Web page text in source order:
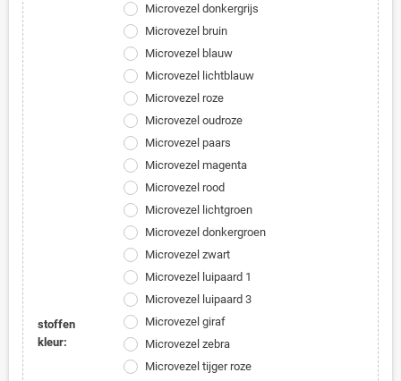
stoffen
kleur:
Microvezel donkergrijs
Microvezel bruin
Microvezel blauw
Microvezel lichtblauw
Microvezel roze
Microvezel oudroze
Microvezel paars
Microvezel magenta
Microvezel rood
Microvezel lichtgroen
Microvezel donkergroen
Microvezel zwart
Microvezel luipaard 1
Microvezel luipaard 3
Microvezel giraf
Microvezel zebra
Microvezel tijger roze